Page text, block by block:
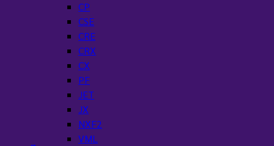
CP
CSE
CRE
CRX
CX
PF
JET
JX
NXF2
VML